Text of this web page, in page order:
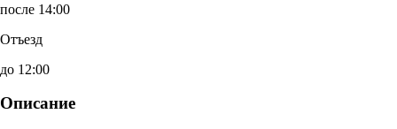
после 14:00
Отъезд
до 12:00
Описание